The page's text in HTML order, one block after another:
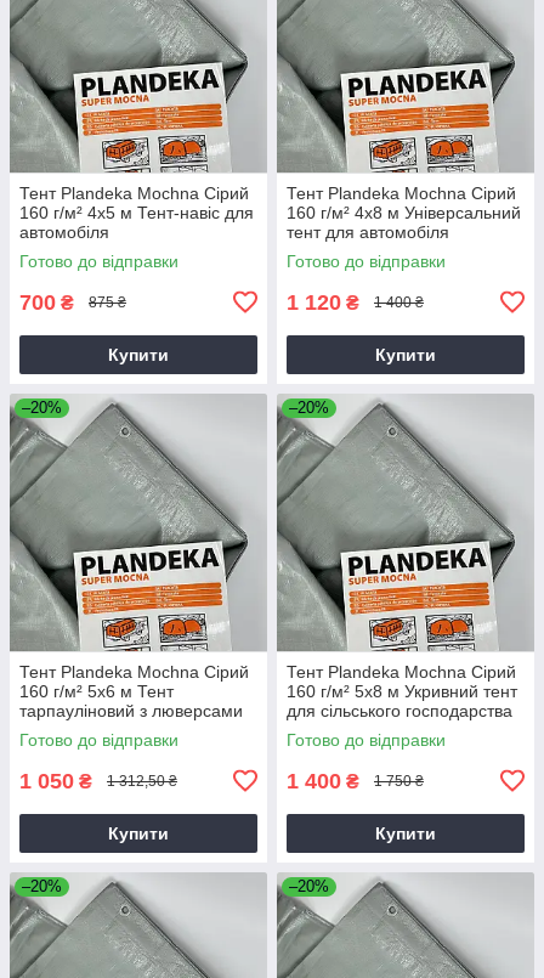
Тент Plandeka Mochna Сірий
160 г/м² 4х5 м Тент-навіс для
автомобіля
Готово до відправки
700 ₴ 875 ₴
Купити
Тент Plandeka Mochna Сірий
160 г/м² 4х8 м Універсальний
тент для автомобіля
Готово до відправки
1 120 ₴ 1 400 ₴
Купити
–20%
Тент Plandeka Mochna Сірий
160 г/м² 5х6 м Тент
тарпауліновий з люверсами
Готово до відправки
1 050 ₴ 1 312,50 ₴
Купити
–20%
Тент Plandeka Mochna Сірий
160 г/м² 5х8 м Укривний тент
для сільського господарства
Готово до відправки
1 400 ₴ 1 750 ₴
Купити
–20% –20%